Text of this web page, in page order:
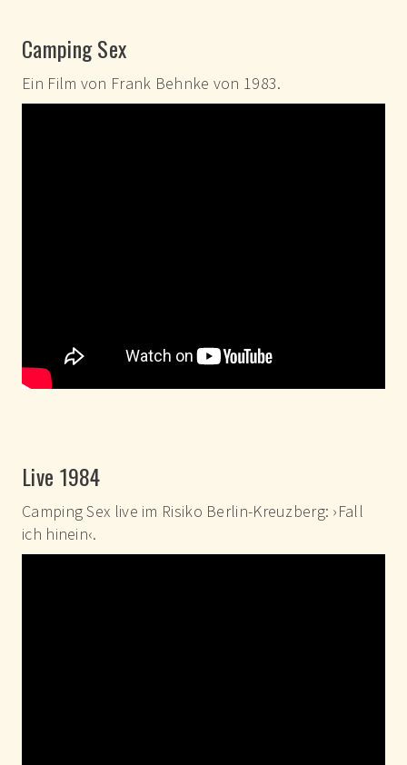
Camping Sex
Ein Film von Frank Behnke von 1983.
Live 1984
Camping Sex live im Risiko Berlin-Kreuzberg: ›Fall
ich hinein‹.